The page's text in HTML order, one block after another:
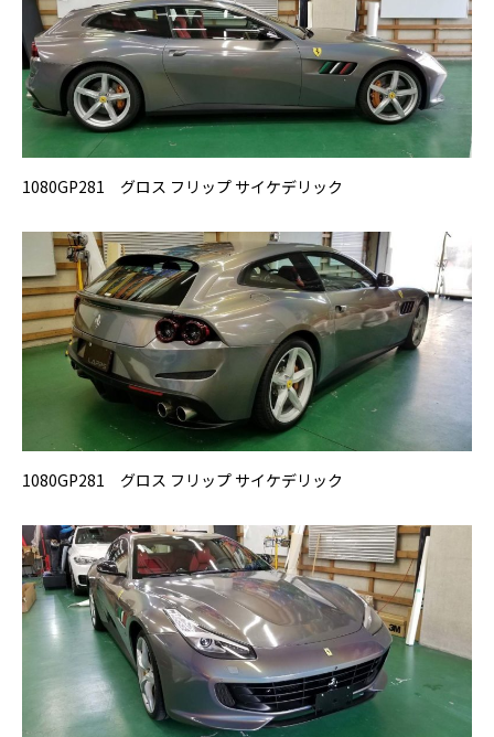
1080GP281 グロス フリップ サイケデリック
1080GP281 グロス フリップ サイケデリック